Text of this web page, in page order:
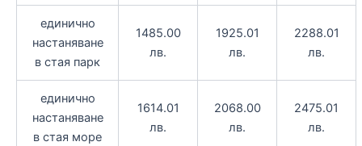
единично
настаняване
в стая парк
1485.00
лв.
1925.01
лв.
2288.01
лв.
единично
настаняване
в стая море
1614.01
лв.
2068.00
лв.
2475.01
лв.